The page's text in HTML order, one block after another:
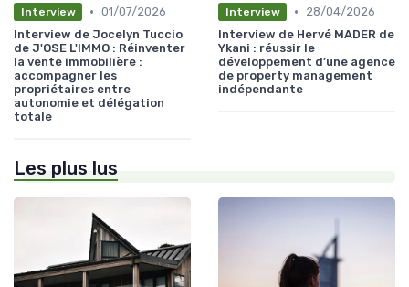
Interview • 01/07/2026
Interview de Jocelyn Tuccio
de J'OSE L'IMMO : Réinventer
la vente immobilière :
accompagner les
propriétaires entre
autonomie et délégation
totale
Interview •
28/04/2026
Interview de Hervé MADER de
Ykani : réussir le
développement d’une agence
de property management
indépendante
Les plus lus